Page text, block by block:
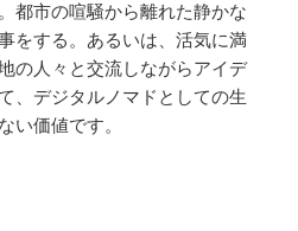
都市の喧騒から離れた静かな
をする。あるいは、活気に満
の人々と交流しながらアイデ
、デジタルノマドとしての生
い価値です。